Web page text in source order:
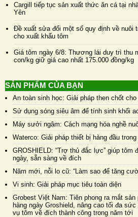
Cargill tiếp tục sản xuất thức ăn cá tại
Yên
Đề xuất sửa đổi một số quy định về nuôi
cho xuất khẩu tôm
Giá tôm ngày 6/8: Thương lái duy trì thu
con/kg giữ giá cao nhất 175.000 đồng/kg
SẢN PHẨM CỦA BẠN
An toàn sinh học: Giải pháp then chốt
Sử dụng sóng siêu âm để tính sinh khối
Máy sưởi ngâm: Cách mạng hóa nghề
Waterco: Giải pháp thiết bị hàng đầu
GROSHIELD: “Trợ thủ đắc lực” giúp tôm
ngày, sẵn sàng về đích
Năm mới, nỗi lo cũ: “Làm sao để tăng
Vi sinh: Giải pháp mục tiêu toàn diện
Grobest Việt Nam: Tiên phong ra mắt
hàng ngày Groshield, nâng cao tối đa
vụ tôm về đích thành công trong năm tới